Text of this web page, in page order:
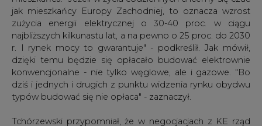
produkcję ciepła to ponad 80 proc. Zatem cel na 2050 r.
to zadanie ambitne, ale uznaliśmy że jest możliwe do
wykonania, biorąc pod uwagę również energetykę
jądrową" - powiedział.
Jak podkreślił, właśnie dzięki perspektywie
wprowadzenia rynku mocy można było zrezygnować z
planów budowy nowego źródła węglowego w
elektrowni Dolna Odra i zdecydować się tam na źródło
gazowe.